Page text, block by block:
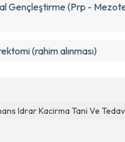
Idrar Kacirma Tani Ve
Gençleştirme (Prp -
(rahim alınması)